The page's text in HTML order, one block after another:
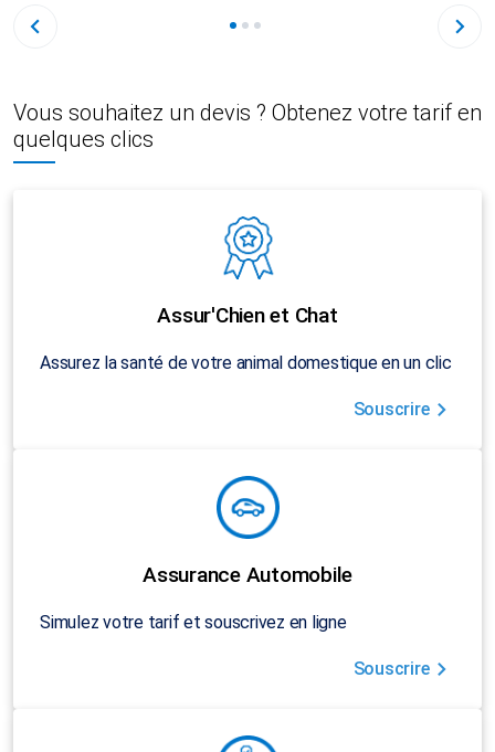
Vous souhaitez un devis ? Obtenez votre tarif en
quelques clics
Assur'Chien et Chat
Assurez la santé de votre animal domestique en un clic
Souscrire
Assurance Automobile
Simulez votre tarif et souscrivez en ligne
Souscrire